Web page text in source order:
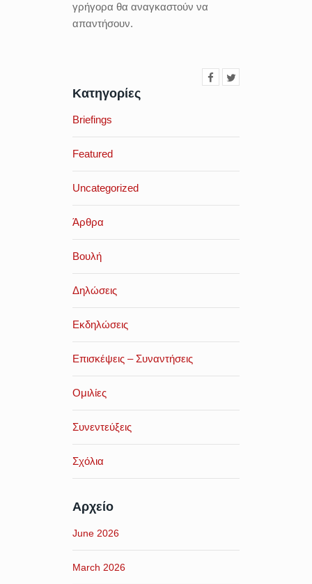
γρήγορα θα αναγκαστούν να
απαντήσουν.
Κατηγορίες
Briefings
Featured
Uncategorized
Άρθρα
Βουλή
Δηλώσεις
Εκδηλώσεις
Επισκέψεις – Συναντήσεις
Ομιλίες
Συνεντεύξεις
Σχόλια
Αρχείο
June 2026
March 2026